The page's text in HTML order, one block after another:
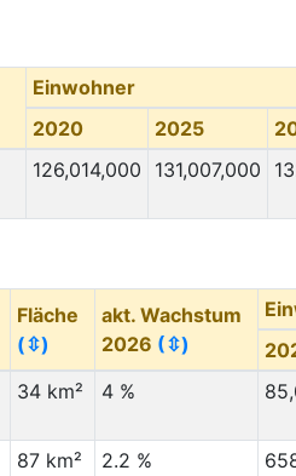
Einwohner
2020
2025
126,014,000 131,007,000
Fläche
(⇳)
akt. Wachstum
2026 (⇳)
34 km² 4 %
87 km² 2.2 %